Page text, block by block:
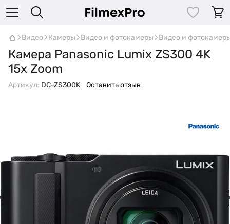
Видео Камеры Видео и фотокамеры Видео и
Камера Panasonic Lumix ZS300 4K
15x Zoom
Артикул: DC-ZS300K Оставить отзыв